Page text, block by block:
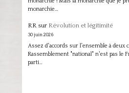
monarchie…
RR sur Révolution et légitimité
30 juin 2026
Assez d'accords sur l'ensemble à deux
Rassemblement "national" n'est pas le
parti…